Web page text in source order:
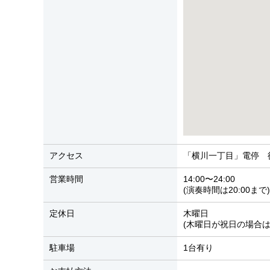
アクセス 「横川一丁目」電停
営業時間
14:00〜24:00
(演奏時間は20:00まで)
定休日
木曜日
(木曜日が祝日の場合
駐車場 1台有り